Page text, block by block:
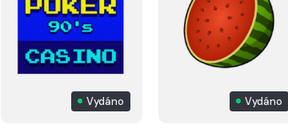
Vydáno Vydáno